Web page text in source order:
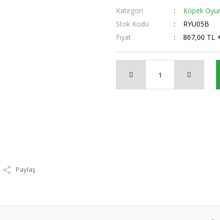
Paylaş
Kategori
Köpek
Stok Kodu
RYU05B
Fiyat
867,00 TL